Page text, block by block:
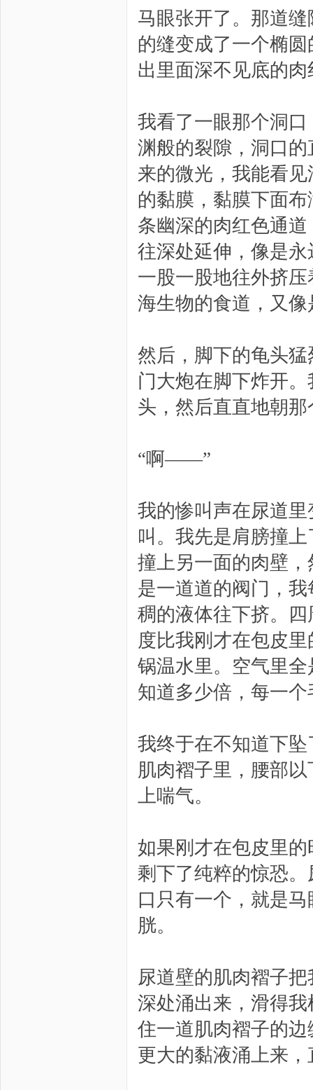
马眼张开了。那道
的缝变成了一个椭
出里面深不见底的
我看了一眼那个洞
渊般的裂隙，洞口
来的微光，我能看
的黏膜，黏膜下面
条幽深的肉红色通
往深处延伸，像是
一股一股地往外挤
海生物的食道，又
然后，脚下的龟头
门大炮在脚下炸开
头，然后直直地朝
“啊——”
我的惨叫声在尿道
叫。我先是肩膀撞
撞上另一面的肉壁
是一道道的阀门，
稠的液体往下挤。
度比我刚才在包皮
锅温水里。空气里
知道多少倍，每一
我终于在不知道下
肌肉褶子里，腰部
上喘气。
如果刚才在包皮里
剩下了纯粹的惊恐
口只有一个，就是
胱。
尿道壁的肌肉褶子
深处涌出来，滑得
住一道肌肉褶子的
更大的黏液涌上来